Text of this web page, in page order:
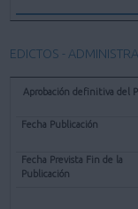
EDICTOS -
Aprobación definitiva del